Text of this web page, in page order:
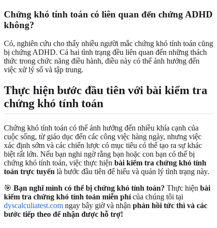
Chứng khó tính toán có liên quan đến chứng ADHD
không?
Có, nghiên cứu cho thấy nhiều người mắc chứng khó tính toán cũng
bị chứng ADHD. Cả hai tình trạng đều liên quan đến những thách
thức trong chức năng điều hành, điều này có thể ảnh hưởng đến
việc xử lý số và tập trung.
Thực hiện bước đầu tiên với bài kiểm tra
chứng khó tính toán
Chứng khó tính toán có thể ảnh hưởng đến nhiều khía cạnh của
cuộc sống, từ giáo dục đến các công việc hàng ngày, nhưng việc
xác định sớm và các chiến lược có mục tiêu có thể tạo ra sự khác
biệt rất lớn. Nếu bạn nghi ngờ rằng bạn hoặc con bạn có thể bị
chứng khó tính toán, việc thực hiện bài kiểm tra chứng khó tính
toán trực tuyến là bước đầu tiên để hiểu và quản lý tình trạng này.
🎯 Bạn nghĩ mình có thể bị chứng khó tính toán? Thực hiện bài
kiểm tra chứng khó tính toán miễn phícủa chúng tôi tại
dyscalculiatest.com ngay bây giờ và nhận phản hồi tức thì và các
bước tiếp theo để nhận được hỗ trợ!